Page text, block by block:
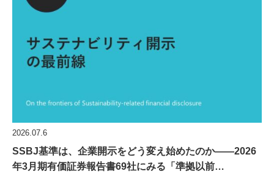
2026.07.6
SSBJ基準は、企業開示をどう変え始めたのか――2026
年3月期有価証券報告書69社にみる「準拠以前…